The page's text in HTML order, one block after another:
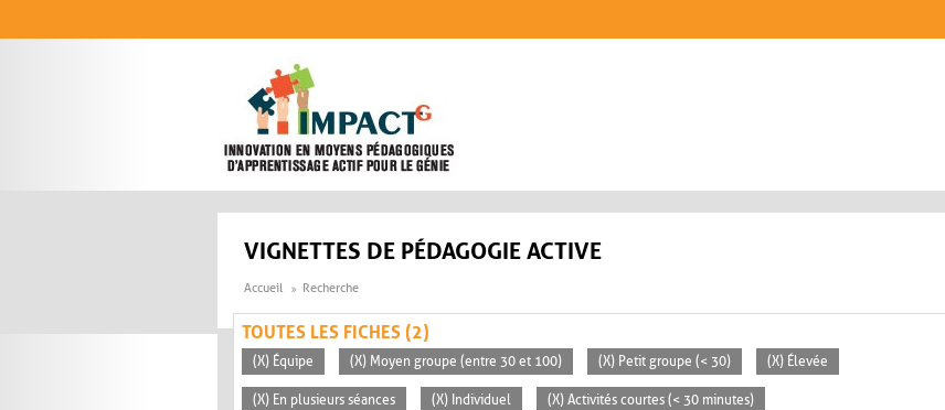
VIGNETTES DE PÉDAGOGIE ACTIVE
Accueil Recherche
TOUTES LES FICHES (2)
(X) Équipe (X) Moyen groupe (entre 30 et 100) (X) Petit groupe (< 30) (X) Élevée
(X) En plusieurs séances (X) Individuel (X) Activités courtes (< 30 minutes)